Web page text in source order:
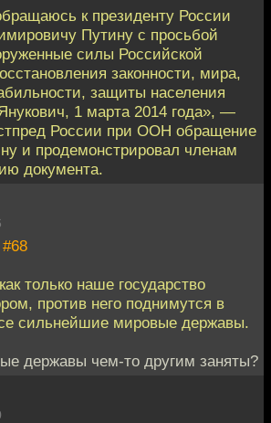
к президенту России
Путину с просьбой
силы Российской
законности, мира,
защиты населения
1 марта 2014 года», —
России при ООН обращение
и продемонстрировал членам
документа.
#68
только наше государство
против него поднимутся в
сильнейшие мировые державы.
державы чем-то другим заняты?